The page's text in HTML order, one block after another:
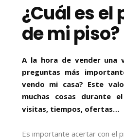
¿Cuál es el
de mi piso?
A la hora de vender una
preguntas más
vendo mi casa? Este
muchas cosas durante el
visitas, tiempos, ofertas…
Es importante acertar con el